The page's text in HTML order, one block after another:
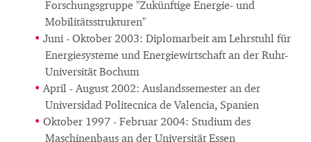
Forschungsgruppe "Zukünftige Energie- und
Mobilitätsstrukturen"
Juni - Oktober 2003: Diplomarbeit am Lehrstuhl für
Energiesysteme und Energiewirtschaft an der Ruhr-
Universität Bochum
April - August 2002: Auslandssemester an der
Universidad Politecnica de Valencia, Spanien
Oktober 1997 - Februar 2004: Studium des
Maschinenbaus an der Universität Essen